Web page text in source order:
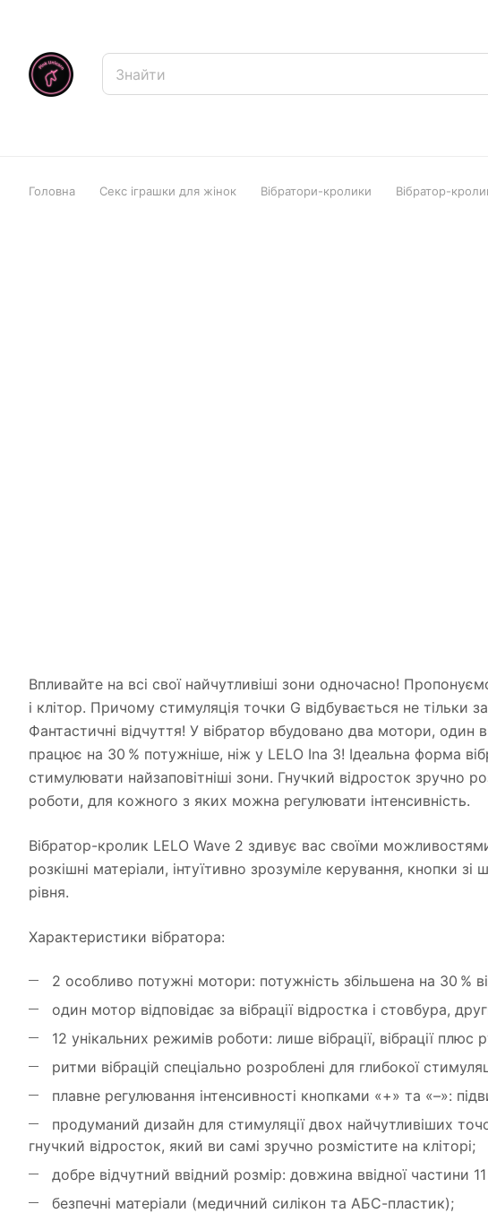
Головна Секс іграшки для жінок Вібратори-кролики Вібратор-
Впливайте на всі свої найчутливіші зони одночасно!
і клітор. Причому стимуляція точки G відбувається не
Фантастичні відчуття! У вібратор вбудовано два мотори, один
працює на 30 % потужніше, ніж у LELO Ina 3! Ідеальна форма
стимулювати найзаповітніші зони. Гнучкий відросток зручно
роботи, для кожного з яких можна регулювати інтенсивність.
Вібратор-кролик LELO Wave 2 здивує вас своїми
розкішні матеріали, інтуїтивно зрозуміле керування, кнопки
рівня.
Характеристики вібратора:
2 особливо потужні мотори: потужність збільшена на 30 %
один мотор відповідає за вібрації відростка і стовбура,
12 унікальних режимів роботи: лише вібрації, вібрації
ритми вібрацій спеціально розроблені для глибокої
плавне регулювання інтенсивності кнопками «+» та «–»:
продуманий дизайн для стимуляції двох найчутливіших
гнучкий відросток, який ви самі зручно розмістите на кліторі;
добре відчутний ввідний розмір: довжина ввідної частини
безпечні матеріали (медичний силікон та АБС-пластик);